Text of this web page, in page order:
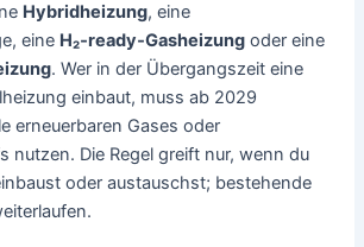
Hybridheizung, eine
eine H₂‑ready‑Gasheizung oder eine
. Wer in der Übergangszeit eine
einbaut, muss ab 2029
erneuerbaren Gases oder
nutzen. Die Regel greift nur, wenn du
oder austauschst; bestehende